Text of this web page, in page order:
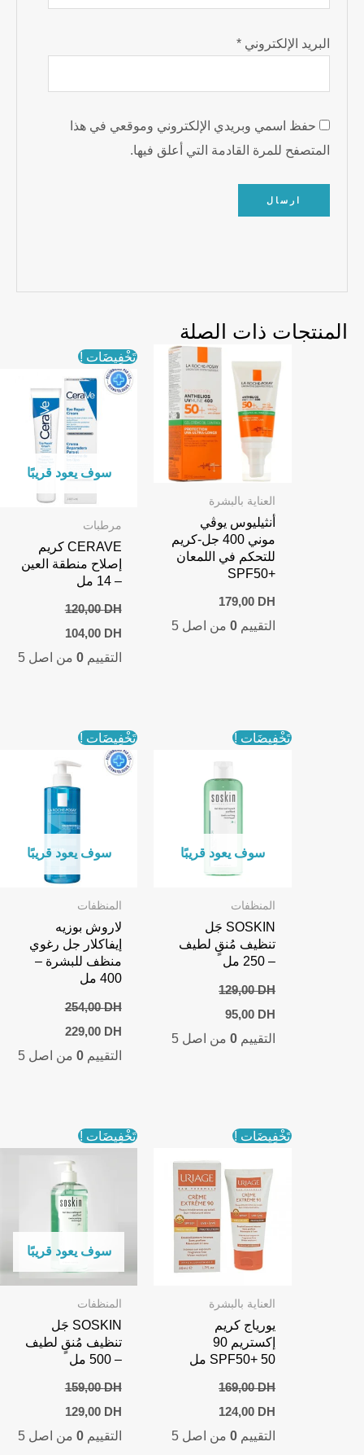
البريد الإلكتروني*
حفظ اسمي وبريدي الإلكتروني وموقعي في هذا
المتصفح للمرة القادمة التي أعلق فيها.
المنتجات ذات الصلة
العناية بالبشرة
أنثيليوس يوڤي
موني 400 جل-كريم
للتحكم في اللمعان
+SPF50
179,00 DH
التقييم 0من اصل 5
تَخْفِيضَات !
سوف يعود قريبًا
مرطبات
CERAVE كريم
إصلاح منطقة العين
– 14 مل
120,00DH
Original
was:
104,00 DH
is:
التقييم0 من اصل 5
تَخْفِيضَات !
سوف يعود قريبًا
المنظفات
SOSKIN جَل
تنظيف مُنقٍ لطيف
– 250 مل
129,00DH
Original
price
was:
95,00 DH
Current
is:
التقييم 0من اصل 5
تَخْفِيضَات !
سوف يعود قريبًا
المنظفات
لاروش بوزيه
إيفاكلار جل رغوي
منظف للبشرة –
400 مل
254,00DH
Original
price
was:
229,00 DH
price
is:
التقييم0 من اصل 5
تَخْفِيضَات !
العناية بالبشرة
يورياج كريم
إكستريم 90
SPF50+ 50 مل
169,00DH
Original
was:
124,00 DH
Current
is:
التقييم 0من اصل 5
تَخْفِيضَات !
سوف يعود قريبًا
المنظفات
SOSKIN جَل
تنظيف مُنقٍ لطيف
– 500 مل
159,00DH
Original
was:
129,00 DH
is:
التقييم0 من اصل 5